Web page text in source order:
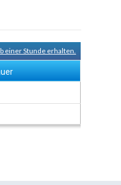
einer Stunde erhalten.